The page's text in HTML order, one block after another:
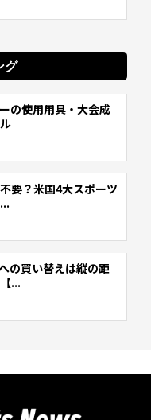
グ
の使用用具・大会成
要？米国4大スポーツ
の買い替えは縦の距
...